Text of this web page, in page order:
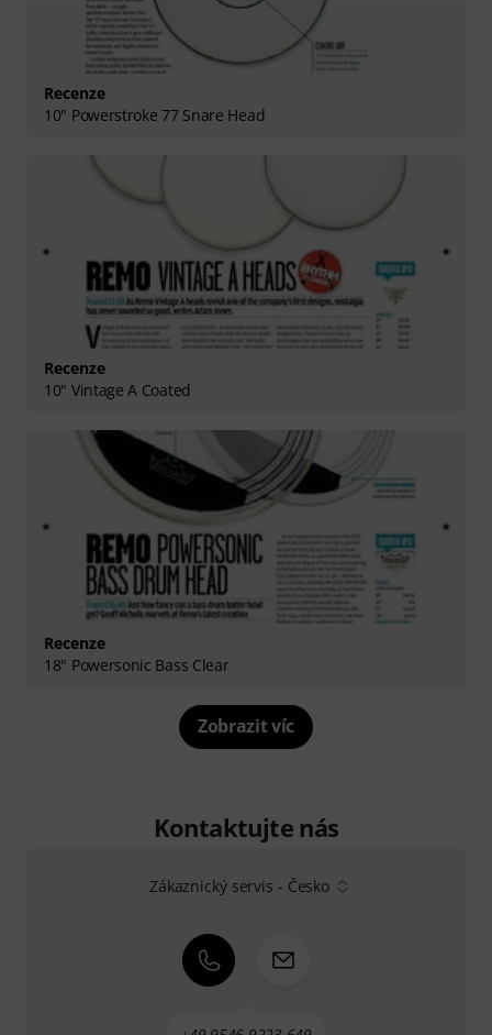
Recenze
10" Powerstroke 77 Snare Head
Recenze
10" Vintage A Coated
Recenze
18" Powersonic Bass Clear
Zobrazit víc
Kontaktujte nás
Zákaznický servis - Česko